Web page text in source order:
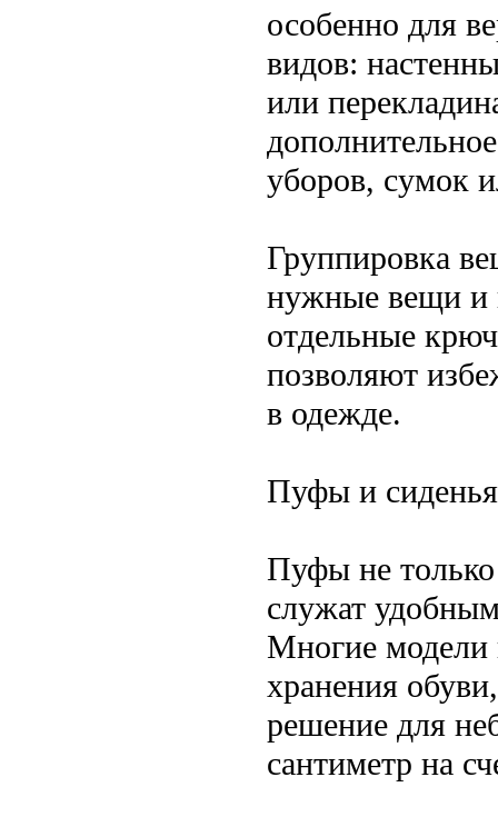
особенно для
видов:
или
уборов, сумок
Группировка
нужные вещи и
отдельные
позволяют
в одежде.
Пуфы и
Пуфы не
служат
Многие модели
хранения
решение для
сантиметр на